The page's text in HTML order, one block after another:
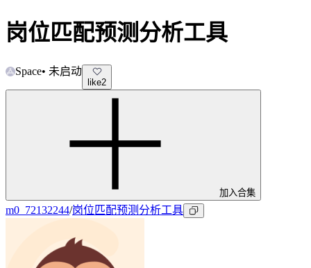
岗位匹配预测分析工具
Space• 未启动
like2
加入合集
m0_72132244/岗位匹配预测分析工具